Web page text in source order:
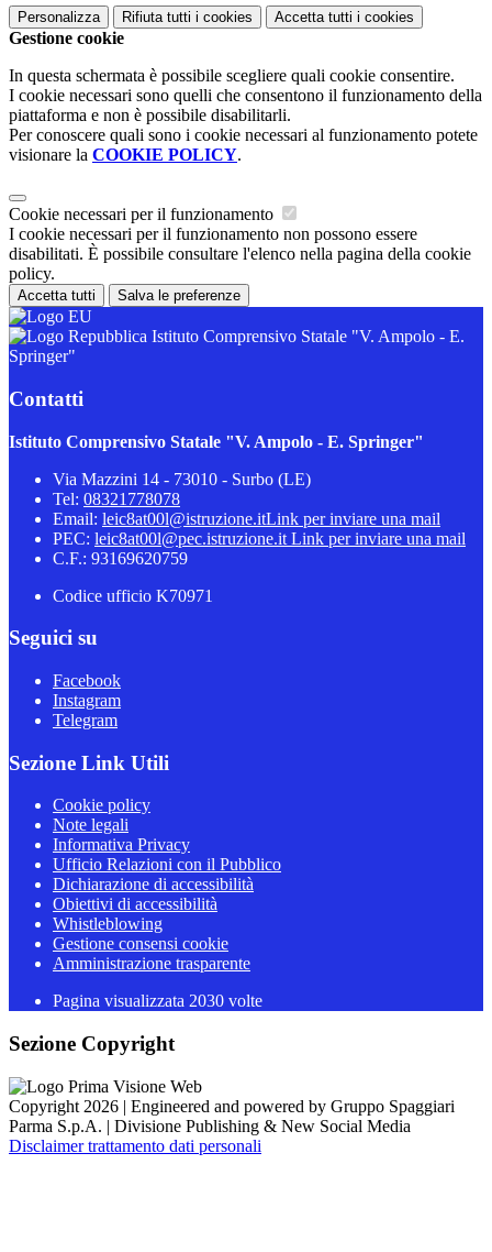
Personalizza Rifiuta tutti i cookies Accetta tutti i cookies
Gestione cookie
In questa schermata è possibile scegliere quali cookie consentire.
I cookie necessari sono quelli che consentono il funzionamento della
piattaforma e non è possibile disabilitarli.
Per conoscere quali sono i cookie necessari al funzionamento potete
visionare la COOKIE POLICY.
Cookie necessari per il funzionamento
I cookie necessari per il funzionamento non possono essere
disabilitati. È possibile consultare l'elenco nella pagina della cookie
policy.
Accetta tutti Salva le preferenze
Istituto Comprensivo Statale "V. Ampolo - E.
Springer"
Contatti
Istituto Comprensivo Statale "V. Ampolo - E. Springer"
Via Mazzini 14 - 73010 - Surbo (LE)
Tel: 08321778078
Email: leic8at00l@istruzione.itLink per inviare una mail
PEC: leic8at00l@pec.istruzione.it Link per inviare una mail
C.F.: 93169620759
Codice ufficio K70971
Seguici su
Facebook
Instagram
Telegram
Sezione Link Utili
Cookie policy
Note legali
Informativa Privacy
Ufficio Relazioni con il Pubblico
Dichiarazione di accessibilità
Obiettivi di accessibilità
Whistleblowing
Gestione consensi cookie
Amministrazione trasparente
Pagina visualizzata 2030 volte
Sezione Copyright
Copyright 2026 | Engineered and powered by Gruppo Spaggiari
Parma S.p.A. | Divisione Publishing & New Social Media
Disclaimer trattamento dati personali